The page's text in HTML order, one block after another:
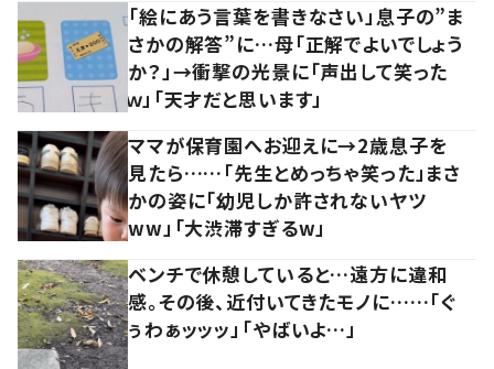
「絵にあう言葉を書きなさい」息子の”ま
さかの解答”に…母「正解でよいでしょう
か？」→衝撃の光景に「声出して笑った
ｗ」「天才だと思います」
ママが保育園へお迎えに→2歳息子を
見たら……「先生とめっちゃ笑った」まさ
かの姿に「幼児しか許されないヤツ
ww」「大渋滞すぎるw」
ベンチで休憩していると…遠方に違和
感。その後、近付いてきたモノに……「ぐ
ぅわぁッッッ」「やばいよ…」